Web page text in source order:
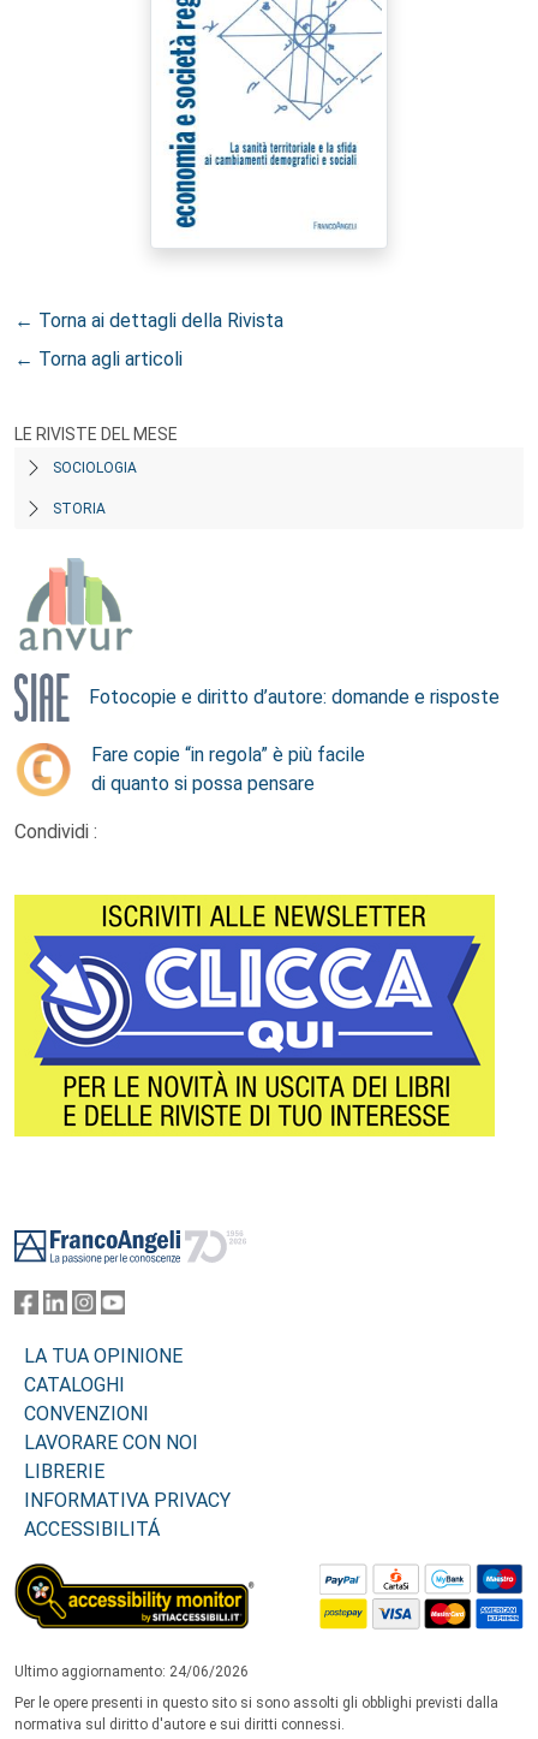
← Torna ai dettagli della Rivista
← Torna agli articoli
LE RIVISTE DEL MESE
SOCIOLOGIA
STORIA
Fotocopie e diritto d’autore: domande e risposte
Fare copie “in regola” è più facile
di quanto si possa pensare
Condividi :
LA TUA OPINIONE
CATALOGHI
CONVENZIONI
LAVORARE CON NOI
LIBRERIE
INFORMATIVA PRIVACY
ACCESSIBILITÁ
Ultimo aggiornamento: 24/06/2026
Per le opere presenti in questo sito si sono assolti gli obblighi previsti dalla
normativa sul diritto d'autore e sui diritti connessi.